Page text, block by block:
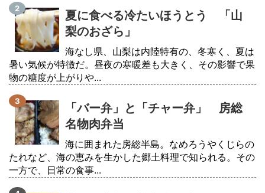
夏に食べる冷たいほうとう 「山
梨のおざら」
海なし県、山梨は内陸特有の、冬寒く、夏は
暑い気候が特徴だ。昼夜の寒暖差も大きく、その影響で果
物の糖度が上がりや...
「バー弁」と「チャー弁」 房総
名物肉弁当
海に囲まれた房総半島。なめろうやくじらの
たれなど、海の恵みを生かした郷土料理で知られる。その
一方で、日常の食事...